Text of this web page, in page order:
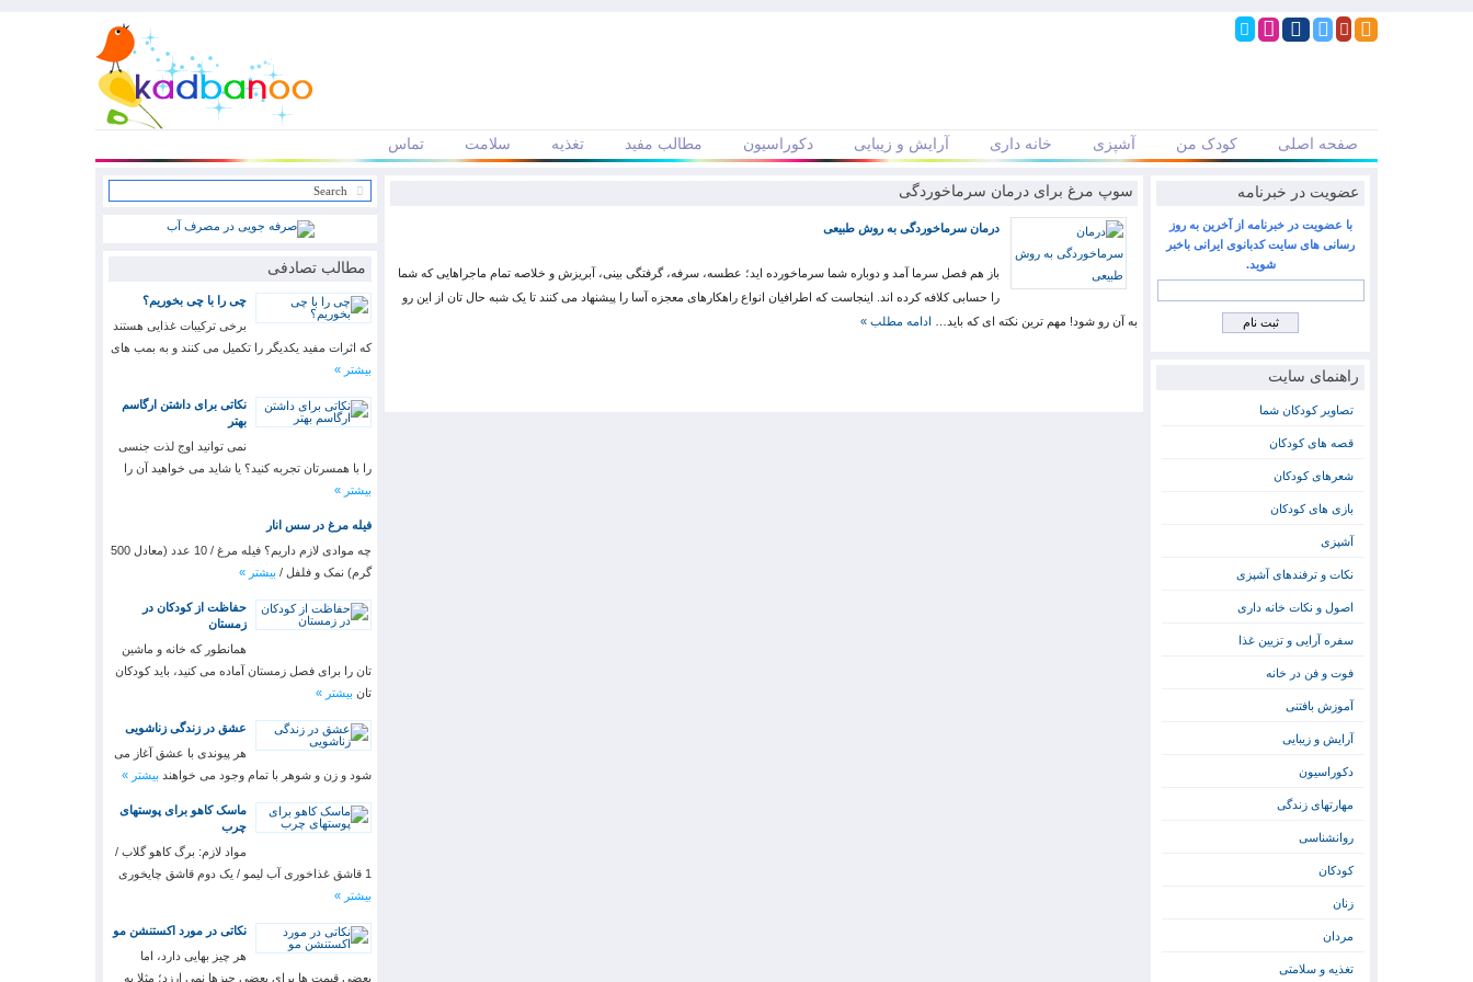
صفحه اصلی کودک من آشپزی خانه داری آرایش و زیبایی دکوراسیون مطالب مفید تغذیه سلامت تماس
سوپ مرغ برای درمان سرماخوردگی
درمان سرماخوردگی به روش طبیعی
باز هم فصل سرما آمد و دوباره شما سرماخورده اید؛ عطسه، سرفه، گرفتگی بینی، آبریزش و خلاصه تمام ماجراهایی که شما
را حسابی کلافه کرده اند. اینجاست که اطرافیان انواع راهکارهای معجزه آسا را پیشنهاد می کنند تا یک شبه حال تان از این رو
به آن رو شود! مهم ترین نکته ای که باید… ادامه مطلب »
مطالب تصادفی
چی را با چی بخوریم؟
برخی ترکیبات غذایی هستند
که اثرات مفید یکدیگر را تکمیل می کنند و به بمب های
بیشتر »
نکاتی برای داشتن ارگاسم
بهتر
نمی توانید اوج لذت جنسی
را با همسرتان تجربه کنید؟ یا شاید می خواهید آن را
بیشتر »
فیله مرغ در سس انار
چه موادی لازم داریم؟ فیله مرغ / 10 عدد (معادل 500
گرم) نمک و فلفل / بیشتر »
حفاظت از کودکان در
زمستان
همانطور که خانه و ماشین
تان را برای فصل زمستان آماده می کنید، باید کودکان
تان بیشتر »
عشق در زندگی زناشویی
هر پیوندی با عشق آغاز می
شود و زن و شوهر با تمام وجود می خواهند بیشتر »
ماسک کاهو برای پوستهای
چرب
مواد لازم: برگ کاهو گلاب /
1 قاشق غذاخوری آب لیمو / یک دوم قاشق چایخوری
بیشتر »
نکاتی در مورد اکستنشن مو
هر چیز بهایی دارد، اما
بعضی قیمت ها برای بعضی چیزها نمی ارزد؛ مثلا به
عضویت در خبرنامه
با عضویت در خبرنامه از آخرین به روز
رسانی های سایت کدبانوی ایرانی باخبر
شوید.
راهنمای سایت
تصاویر کودکان شما
قصه های کودکان
شعرهای کودکان
بازی های کودکان
آشپزی
نکات و ترفندهای آشپزی
اصول و نکات خانه داری
سفره آرایی و تزیین غذا
فوت و فن در خانه
آموزش بافتنی
آرایش و زیبایی
دکوراسیون
مهارتهای زندگی
روانشناسی
کودکان
زنان
مردان
تغذیه و سلامتی